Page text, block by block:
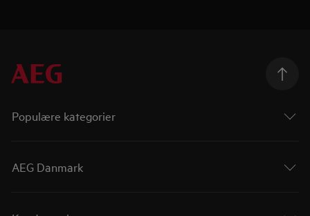
Populære kategorier
AEG Danmark